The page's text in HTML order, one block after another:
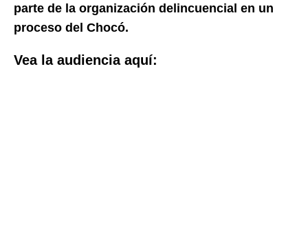
parte de la organización delincuencial en un
proceso del Chocó.
Vea la audiencia aquí: